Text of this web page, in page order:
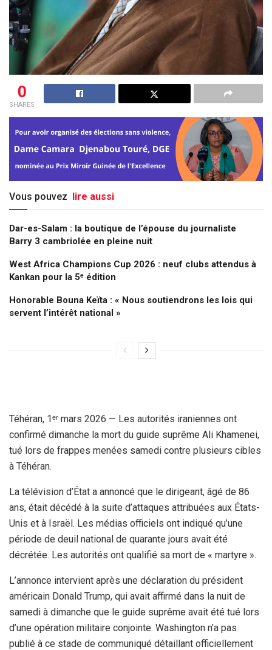
0
SHARES
Vous pouvez lire aussi
Dar-es-Salam : la boutique de l’épouse du journaliste
Barry 3 cambriolée en pleine nuit
West Africa Champions Cup 2026 : neuf clubs attendus à
Kankan pour la 5ᵉ édition
Honorable Bouna Keïta : « Nous soutiendrons les lois qui
servent l’intérêt national »
Téhéran, 1ᵉʳ mars 2026 — Les autorités iraniennes ont
confirmé dimanche la mort du guide suprême Ali Khamenei,
tué lors de frappes menées samedi contre plusieurs cibles
à Téhéran.
La télévision d’État a annoncé que le dirigeant, âgé de 86
ans, était décédé à la suite d’attaques attribuées aux États-
Unis et à Israël. Les médias officiels ont indiqué qu’une
période de deuil national de quarante jours avait été
décrétée. Les autorités ont qualifié sa mort de « martyre ».
L’annonce intervient après une déclaration du président
américain Donald Trump, qui avait affirmé dans la nuit de
samedi à dimanche que le guide suprême avait été tué lors
d’une opération militaire conjointe. Washington n’a pas
publié à ce stade de communiqué détaillant officiellement